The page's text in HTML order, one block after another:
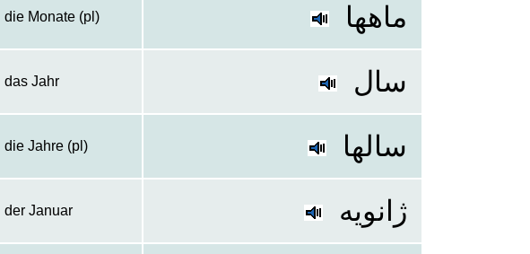
die Monate (pl) ماهها
das Jahr سال
die Jahre (pl) سالها
der Januar ژانویه